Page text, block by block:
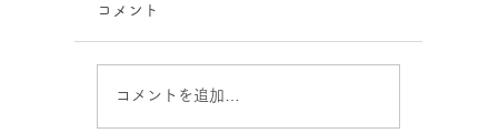
休校のお知らせ 9/21～22
コメント
コメントを追加…